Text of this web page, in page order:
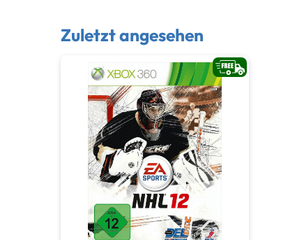
Zuletzt angesehen